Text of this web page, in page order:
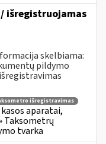
išregistruojamas
skelbiama:
pildymo
išregistravimas
kasos aparatai,
Taksometrų
tvarka